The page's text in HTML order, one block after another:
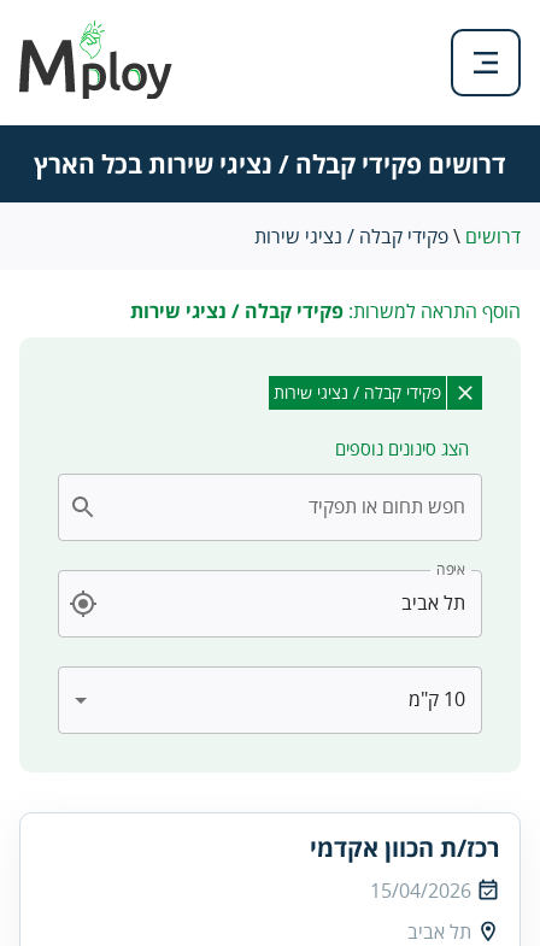
דרושים פקידי קבלה / נציגי שירות בכל הארץ
דרושים \פקידי קבלה / נציגי שירות
הוסף התראה למשרות: פקידי קבלה / נציגי שירות
פקידי קבלה / נציגי שירות
הצג סינונים נוספים
חפש תחום או תפקיד
איפה
רכז/ת הכוון אקדמי
15/04/2026
תל אביב